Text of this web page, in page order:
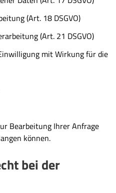
(Art. 18 DSGVO)
(Art. 21 DSGVO)
mit Wirkung für die
Bearbeitung Ihrer Anfrage
können.
bei der